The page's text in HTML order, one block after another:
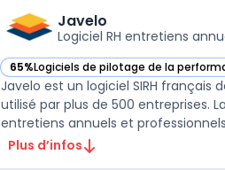
Javelo
Logiciel RH entretiens
65%Logiciels de pilotage de la
— voir Javelo dans cette catégorie
Javelo est un logiciel SIRH
utilisé par plus de 500 entreprises.
entretiens annuels et
Plus d’infos